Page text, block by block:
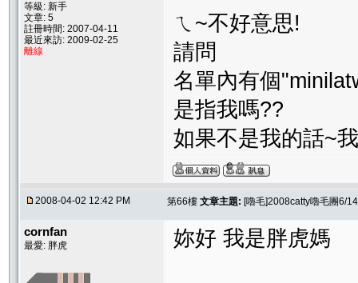
等級: 新手
文章: 5
註冊時間: 2007-04-11
最近來訪: 2009-02-25
離線
ㄟ~不好意思!
請問
名單內有個
是指我嗎??
如果不是我的話~
2008-04-02 12:42 PM 第66樓 文章主題: [嚕毛]2008catty嚕毛團6/
cornfan
最愛: 胖虎 妳好 我是胖虎媽